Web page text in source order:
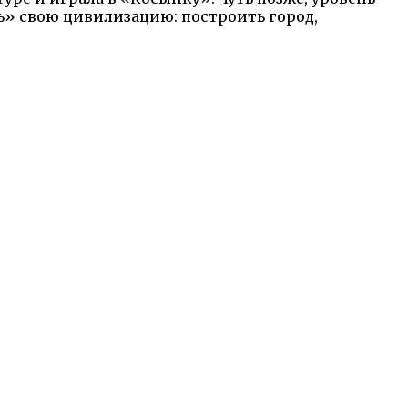
свою цивилизацию: построить город,